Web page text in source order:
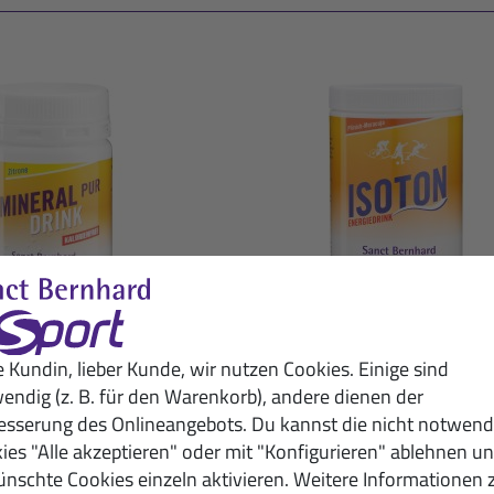
Kundin, lieber Kunde, wir nutzen Cookies. Einige sind
(z. B. für den Warenkorb), andere dienen der
des Onlineangebots. Du kannst die nicht
"Alle akzeptieren" oder mit "Konfigurieren" ablehnen
Cookies einzeln aktivieren. Weitere Informationen
Pur-Drink
100-g-Packung
9,50 €
Isoton Energiedrink
Pfirsich-Maracuja: 900-
16,50 €